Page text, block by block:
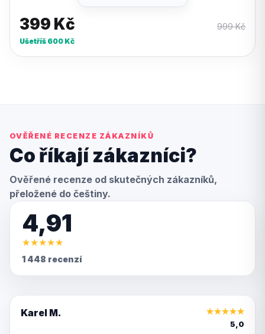
399 Kč 999Kč
Ušetříš 600 Kč
OVĚŘENÉ RECENZE ZÁKAZNÍKŮ
Co říkají zákazníci?
Ověřené recenze od skutečných zákazníků,
přeložené do češtiny.
4,91
★★★★★
1 448 recenzí
Karel M. ★★★★★
5,0